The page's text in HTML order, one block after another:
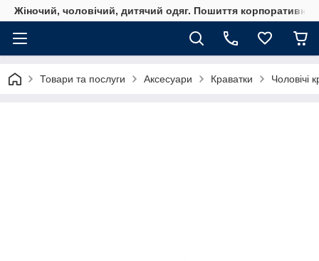
Жіночий, чоловічий, дитячий одяг. Пошиття
Товари та послуги Аксесуари Краватки Чоловічі